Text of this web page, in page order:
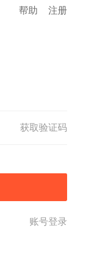
帮助 注册
获取验证码
账号登录